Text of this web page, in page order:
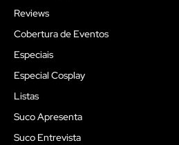
Reviews
Cobertura de Eventos
Especiais
Especial Cosplay
Listas
Suco Apresenta
Suco Entrevista